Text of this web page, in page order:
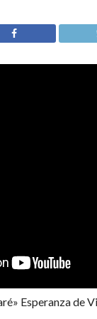
Esperanza de